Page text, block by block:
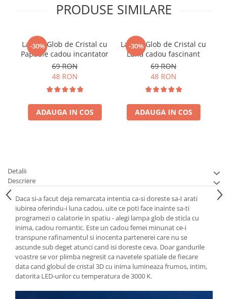
PRODUSE SIMILARE
-30%
Lampa Glob de Cristal cu
Papadie cadou incantator
69 RON
48 RON
ADAUGA IN COS
-30%
Lampa Glob de Cristal cu
Luna cadou fascinant
69 RON
48 RON
ADAUGA IN COS
Detalii
Descriere
Daca si-a facut deja remarcata intentia ca-si doreste sa-I arati
iubirea oferindu-i luna cadou, uite ce poti face inainte sa-ti
programezi o calatorie in spatiu - alegi lampa glob de sticla cu
inima, cadou romantic. Este un cadou femei minunat ce-i
transpune rafinamentul si inocenta partenerei care nu se
ascunde sub deget atunci cand isi doreste ceva. Doar gandurile
voastre se vor plimba negresit ca navetele spatiale de fiecare
data cand globul de cristal 3D cu inima lumineaza frumos, intim,
datorita LED-urilor cu temperatura de 3000 K.